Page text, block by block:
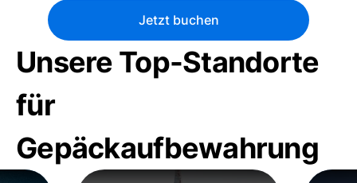
Jetzt buchen
Unsere Top-Standorte
für
Gepäckaufbewahrung